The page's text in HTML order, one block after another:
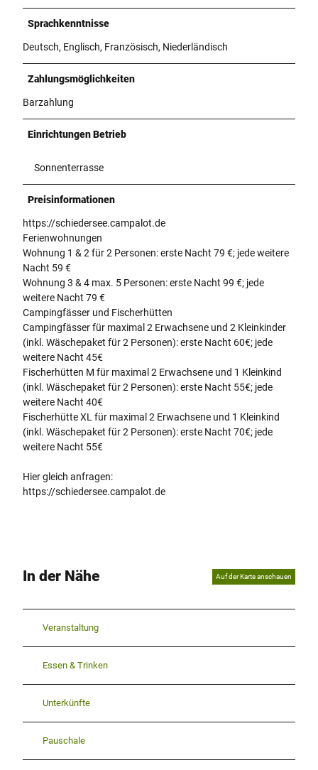
Sprachkenntnisse
Deutsch, Englisch, Französisch, Niederländisch
Zahlungsmöglichkeiten
Barzahlung
Einrichtungen Betrieb
Sonnenterrasse
Preisinformationen
https://schiedersee.campalot.de
Ferienwohnungen
Wohnung 1 & 2 für 2 Personen: erste Nacht 79 €; jede weitere
Nacht 59 €
Wohnung 3 & 4 max. 5 Personen: erste Nacht 99 €; jede
weitere Nacht 79 €
Campingfässer und Fischerhütten
Campingfässer für maximal 2 Erwachsene und 2 Kleinkinder
(inkl. Wäschepaket für 2 Personen): erste Nacht 60€; jede
weitere Nacht 45€
Fischerhütten M für maximal 2 Erwachsene und 1 Kleinkind
(inkl. Wäschepaket für 2 Personen): erste Nacht 55€; jede
weitere Nacht 40€
Fischerhütte XL für maximal 2 Erwachsene und 1 Kleinkind
(inkl. Wäschepaket für 2 Personen): erste Nacht 70€; jede
weitere Nacht 55€
Hier gleich anfragen:
https://schiedersee.campalot.de
In der Nähe Auf der Karte anschauen
Veranstaltung
Essen & Trinken
Unterkünfte
Pauschale